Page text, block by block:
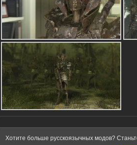
Хотите больше русскоязычных модов?